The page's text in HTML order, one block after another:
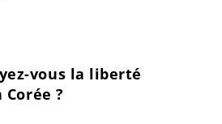
vous la liberté
?